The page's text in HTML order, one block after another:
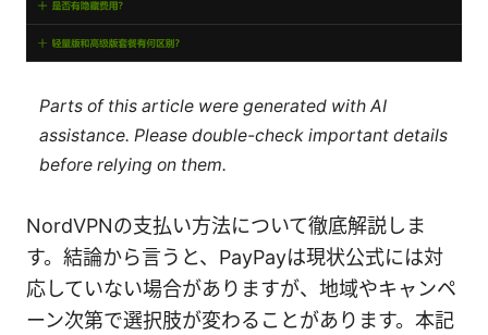
Parts of this article were generated with AI
assistance. Please double-check important details
before relying on them.
NordVPNの支払い方法について徹底解説しま
す。結論から言うと、PayPayは現状公式には対
応していない場合がありますが、地域やキャンペ
ーン次第で選択肢が変わることがあります。本記